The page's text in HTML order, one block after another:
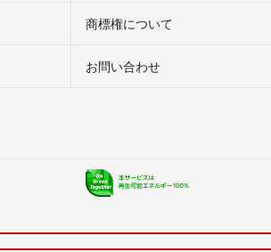
商標権について
お問い合わせ